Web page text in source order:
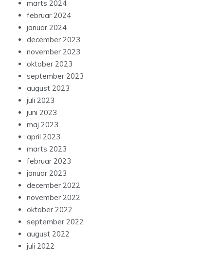
marts 2024
februar 2024
januar 2024
december 2023
november 2023
oktober 2023
september 2023
august 2023
juli 2023
juni 2023
maj 2023
april 2023
marts 2023
februar 2023
januar 2023
december 2022
november 2022
oktober 2022
september 2022
august 2022
juli 2022